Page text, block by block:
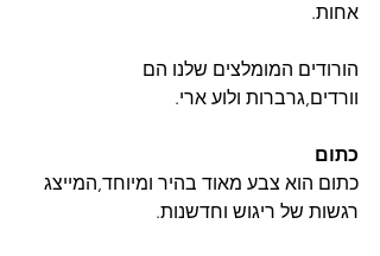
אחות.
הורודים המומלצים שלנו הם
וורדים,גרברות ולוע ארי.
כתום
כתום הוא צבע מאוד בהיר ומיוחד,המייצג
רגשות של ריגוש וחדשנות.